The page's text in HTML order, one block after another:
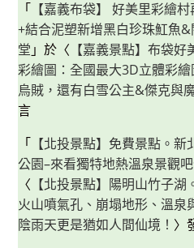
店，
巨
大
肉
盤
吃
起
來！
「 【嘉義布袋】 好美里彩繪
+結合泥塑新增黑白珍珠魟魚
堂 」於〈 【嘉義景點】布袋
彩繪圖：全國最大3D立體彩
烏賊，還有白雪公主&傑克與
言
「 【北投景點】免費景點。
公園–來看獨特地熱溫泉景觀
〈 【北投景點】陽明山竹子
火山噴氣孔、崩塌地形、溫泉
陰雨天更是猶如人間仙境！ 〉